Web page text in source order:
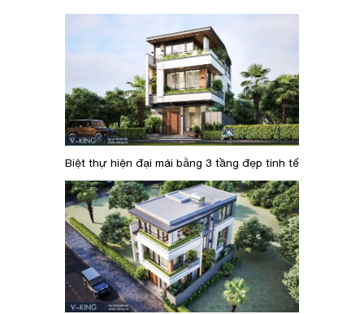
Biệt thự hiện đại mái bằng 3 tầng đẹp tinh tế